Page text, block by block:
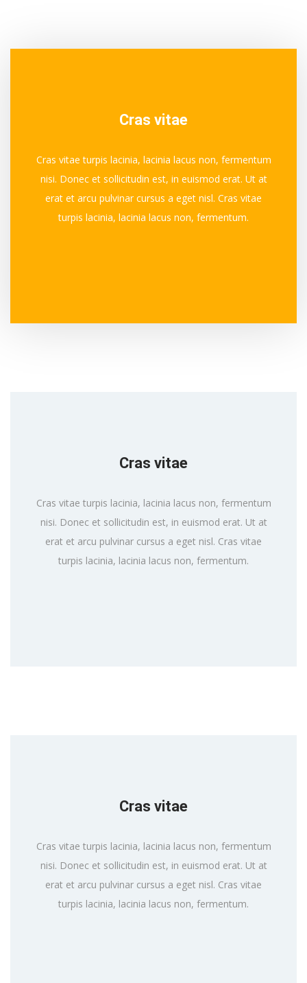
Cras vitae
Cras vitae turpis lacinia, lacinia lacus non, fermentum
nisi. Donec et sollicitudin est, in euismod erat. Ut at
erat et arcu pulvinar cursus a eget nisl. Cras vitae
turpis lacinia, lacinia lacus non, fermentum.
Cras vitae
Cras vitae turpis lacinia, lacinia lacus non, fermentum
nisi. Donec et sollicitudin est, in euismod erat. Ut at
erat et arcu pulvinar cursus a eget nisl. Cras vitae
turpis lacinia, lacinia lacus non, fermentum.
Cras vitae
Cras vitae turpis lacinia, lacinia lacus non, fermentum
nisi. Donec et sollicitudin est, in euismod erat. Ut at
erat et arcu pulvinar cursus a eget nisl. Cras vitae
turpis lacinia, lacinia lacus non, fermentum.